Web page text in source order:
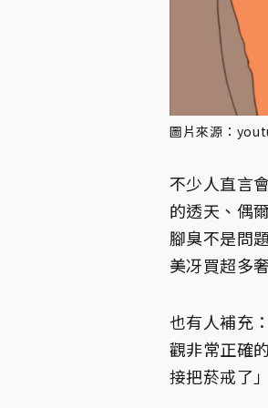
圖片來源：
不少人直言
的透天、偶
腳臭不是問
美冴買超多
也有人補充
觀非常正確
接把菸戒了